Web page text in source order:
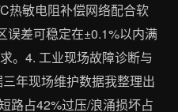
热敏电阻补偿网络配合软
误差可稳定在±0.1%以内满
。4. 工业现场故障诊断与
年现场维护数据我整理出
路占42%过压/浪涌损坏占